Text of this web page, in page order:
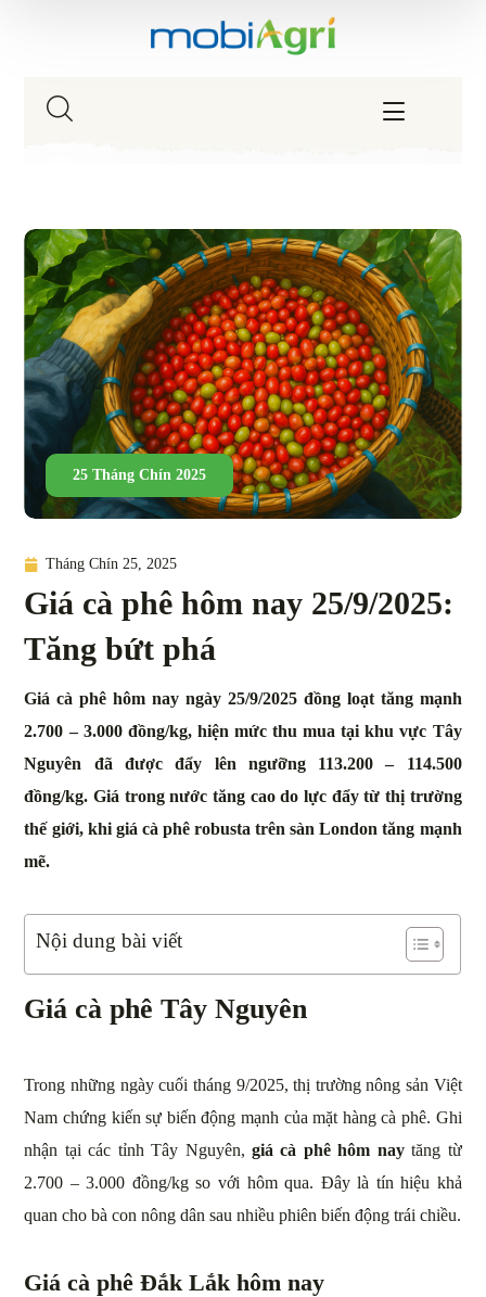
25 Tháng Chín 2025
Tháng Chín 25, 2025
Giá cà phê hôm nay 25/9/2025:
Tăng bứt phá
Giá cà phê hôm nay ngày 25/9/2025 đồng loạt tăng mạnh
2.700 – 3.000 đồng/kg, hiện mức thu mua tại khu vực Tây
Nguyên đã được đẩy lên ngưỡng 113.200 – 114.500
đồng/kg. Giá trong nước tăng cao do lực đẩy từ thị trường
thế giới, khi giá cà phê robusta trên sàn London tăng mạnh
mẽ.
Nội dung bài viết
Giá cà phê Tây Nguyên
Trong những ngày cuối tháng 9/2025, thị trường nông sản Việt
Nam chứng kiến sự biến động mạnh của mặt hàng cà phê. Ghi
nhận tại các tỉnh Tây Nguyên, giá cà phê hôm naytăng từ
2.700 – 3.000 đồng/kg so với hôm qua. Đây là tín hiệu khả
quan cho bà con nông dân sau nhiều phiên biến động trái chiều.
Giá cà phê Đắk Lắk hôm nay